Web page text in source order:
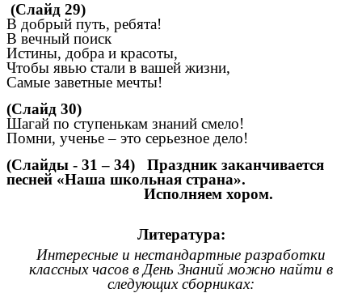
(Слайд 29)
В добрый путь, ребята!
В вечный поиск
Истины, добра и красоты,
Чтобы явью стали в вашей жизни,
Самые заветные мечты!
(Слайд 30)
Шагай по ступенькам знаний смело!
Помни, ученье – это серьезное дело!
(Слайды - 31 – 34) Праздник заканчивается
песней «Наша школьная страна».
Исполняем хором.
Литература:
Интересные и нестандартные разработки
классных часов в День Знаний можно найти в
следующих сборниках: